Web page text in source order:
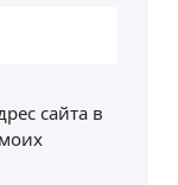
сайта в